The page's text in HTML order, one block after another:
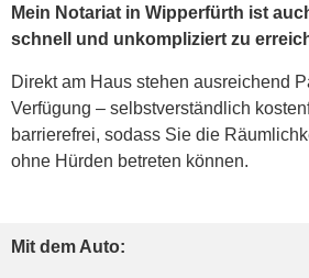
Mein Notariat in Wipperfürth ist
schnell und unkompliziert zu
Direkt am Haus stehen ausreichend
Verfügung – selbstverständlich
barrierefrei, sodass Sie die
ohne Hürden betreten können.
Mit dem Auto: